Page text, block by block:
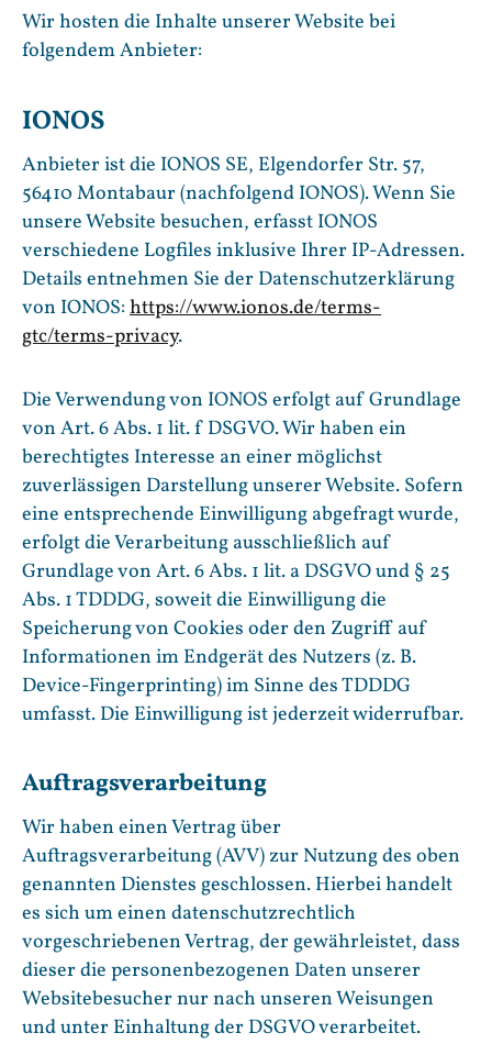
Wir hosten die Inhalte unserer Website bei
folgendem Anbieter:
IONOS
Anbieter ist die IONOS SE, Elgendorfer Str. 57,
56410 Montabaur (nachfolgend IONOS). Wenn Sie
unsere Website besuchen, erfasst IONOS
verschiedene Logfiles inklusive Ihrer IP-Adressen.
Details entnehmen Sie der Datenschutzerklärung
von IONOS: https://www.ionos.de/terms-
gtc/terms-privacy.
Die Verwendung von IONOS erfolgt auf Grundlage
von Art. 6 Abs. 1 lit. f DSGVO. Wir haben ein
berechtigtes Interesse an einer möglichst
zuverlässigen Darstellung unserer Website. Sofern
eine entsprechende Einwilligung abgefragt wurde,
erfolgt die Verarbeitung ausschließlich auf
Grundlage von Art. 6 Abs. 1 lit. a DSGVO und § 25
Abs. 1 TDDDG, soweit die Einwilligung die
Speicherung von Cookies oder den Zugriff auf
Informationen im Endgerät des Nutzers (z. B.
Device-Fingerprinting) im Sinne des TDDDG
umfasst. Die Einwilligung ist jederzeit widerrufbar.
Auftragsverarbeitung
Wir haben einen Vertrag über
Auftragsverarbeitung (AVV) zur Nutzung des oben
genannten Dienstes geschlossen. Hierbei handelt
es sich um einen datenschutzrechtlich
vorgeschriebenen Vertrag, der gewährleistet, dass
dieser die personenbezogenen Daten unserer
Websitebesucher nur nach unseren Weisungen
und unter Einhaltung der DSGVO verarbeitet.